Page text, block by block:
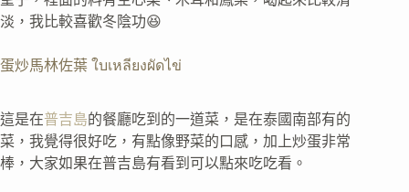
淡，我比較喜歡冬陰功😆
蛋炒馬林佐葉 ใบเหลียงผัดไข่
這是在普吉島的餐廳吃到的一道菜，是在泰國南部有的
菜，我覺得很好吃，有點像野菜的口感，加上炒蛋非常
棒，大家如果在普吉島有看到可以點來吃吃看。